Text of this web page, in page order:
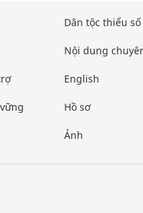
Dân tộc thiểu
Nội dung
English
Hồ sơ
Ảnh